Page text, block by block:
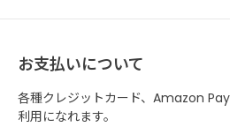
お支払いについて
各種クレジットカード、Amazon
利用になれます。